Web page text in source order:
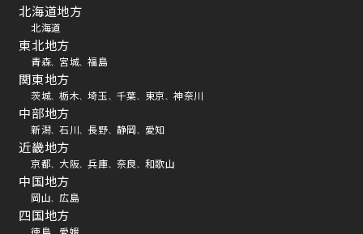
北海道地方
北海道
東北地方
青森、 宮城、 福島
関東地方
茨城、 栃木、 埼玉、 千葉、 東京、 神奈川
中部地方
新潟、 石川、 長野、 静岡、 愛知
近畿地方
京都、 大阪、 兵庫、 奈良、 和歌山
中国地方
岡山、 広島
四国地方
徳島 愛媛